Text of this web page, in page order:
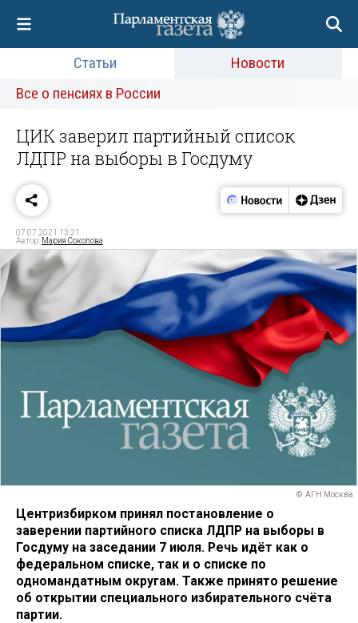
Статьи
Новости
Все о пенсиях в России
ЦИК заверил партийный список
ЛДПР на выборы в Госдуму
07.07.2021 13:21
Автор: Мария Соколова
© АГН Москва
Центризбирком принял постановление о
заверении партийного списка ЛДПР на выборы в
Госдуму на заседании 7 июля. Речь идёт как о
федеральном списке, так и о списке по
одномандатным округам. Также принято решение
об открытии специального избирательного счёта
партии.